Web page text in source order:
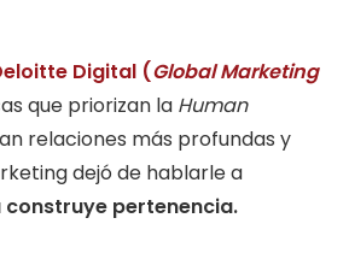
Digital (Global Marketing
que priorizan la Human
relaciones más profundas y
dejó de hablarle a
construye pertenencia.